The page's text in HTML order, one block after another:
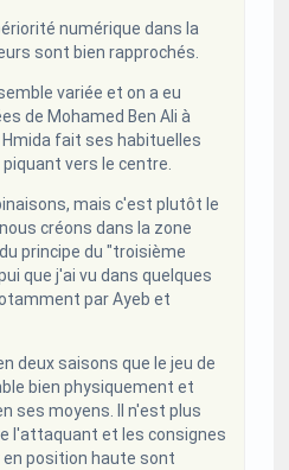
numérique dans la
sont bien rapprochés.
variée et on a eu
de Mohamed Ben Ali à
fait ses habituelles
vers le centre.
mais c'est plutôt le
créons dans la zone
principe du "troisième
que j'ai vu dans quelques
par Ayeb et
deux saisons que le jeu de
bien physiquement et
ses moyens. Il n'est plus
l'attaquant et les consignes
en position haute sont